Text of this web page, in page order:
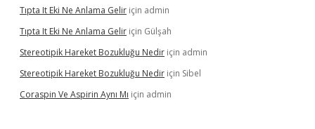
Tıpta It Eki Ne Anlama Gelir için admin
Tıpta It Eki Ne Anlama Gelir için Gülşah
Stereotipik Hareket Bozukluğu Nedir için admin
Stereotipik Hareket Bozukluğu Nedir için Sibel
Coraspin Ve Aspirin Aynı Mı için admin